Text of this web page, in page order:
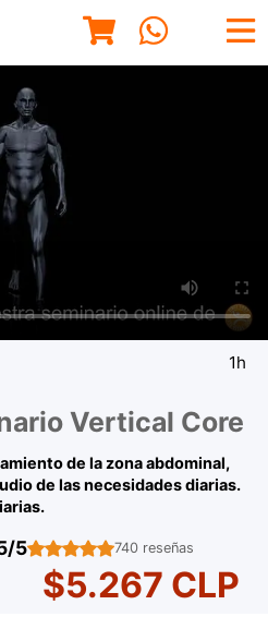
1h
Vertical Core
de la zona abdominal,
de las necesidades diarias.
5 740 reseñas
$5.267 CLP